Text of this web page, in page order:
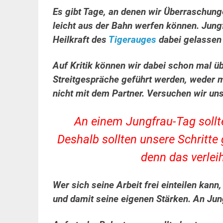
Es gibt Tage, an denen wir
leicht aus der Bahn werfen können.
Heilkraft des Tigerauges dabei
Auf Kritik können wir dabei schon mal
Streitgespräche geführt werden, weder
nicht mit dem Partner. Versuchen wir
An einem Jungfrau-Tag
Deshalb sollten unsere
denn das
Wer sich seine Arbeit frei einteilen
und damit seine eigenen Stärken. An